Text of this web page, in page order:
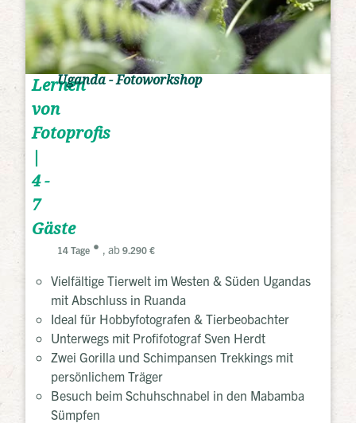
Lernen
von
Fotoprofis
|
4 -
7
Gäste
Uganda - Fotoworkshop
14 Tage , ab 9.290 €
Vielfältige Tierwelt im Westen & Süden Ugandas
mit Abschluss in Ruanda
Ideal für Hobbyfotografen & Tierbeobachter
Unterwegs mit Profifotograf Sven Herdt
Zwei Gorilla und Schimpansen Trekkings mit
persönlichem Träger
Besuch beim Schuhschnabel in den Mabamba
Sümpfen